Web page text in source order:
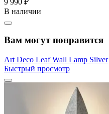
9 990 ₽
В наличии
Вам могут понравится
Art Deco Leaf Wall Lamp Silver
Быстрый просмотр